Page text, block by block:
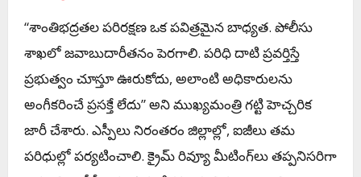
“శాంతిభద్రతల పరిరక్షణ ఒక పవిత్రమైన బాధ్యత. పోలీసు
శాఖలో జవాబుదారీతనం పెరగాలి. పరిధి దాటి ప్రవర్తిస్తే
ప్రభుత్వం చూస్తూ ఊరుకోదు, అలాంటి అధికారులను
అంగీకరించే ప్రసక్తే లేదు” అని ముఖ్యమంత్రి గట్టి హెచ్చరిక
జారీ చేశారు. ఎస్పీలు నిరంతరం జిల్లాల్లో, ఐజీలు తమ
పరిధుల్లో పర్యటించాలి. క్రైమ్ రివ్యూ మీటింగ్‌లు తప్పనిసరిగా